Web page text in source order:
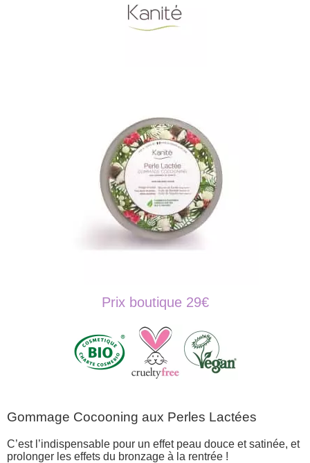
Prix boutique 29€
Gommage Cocooning aux Perles Lactées
C’est l’indispensable pour un effet peau douce et satinée, et
prolonger les effets du bronzage à la rentrée !